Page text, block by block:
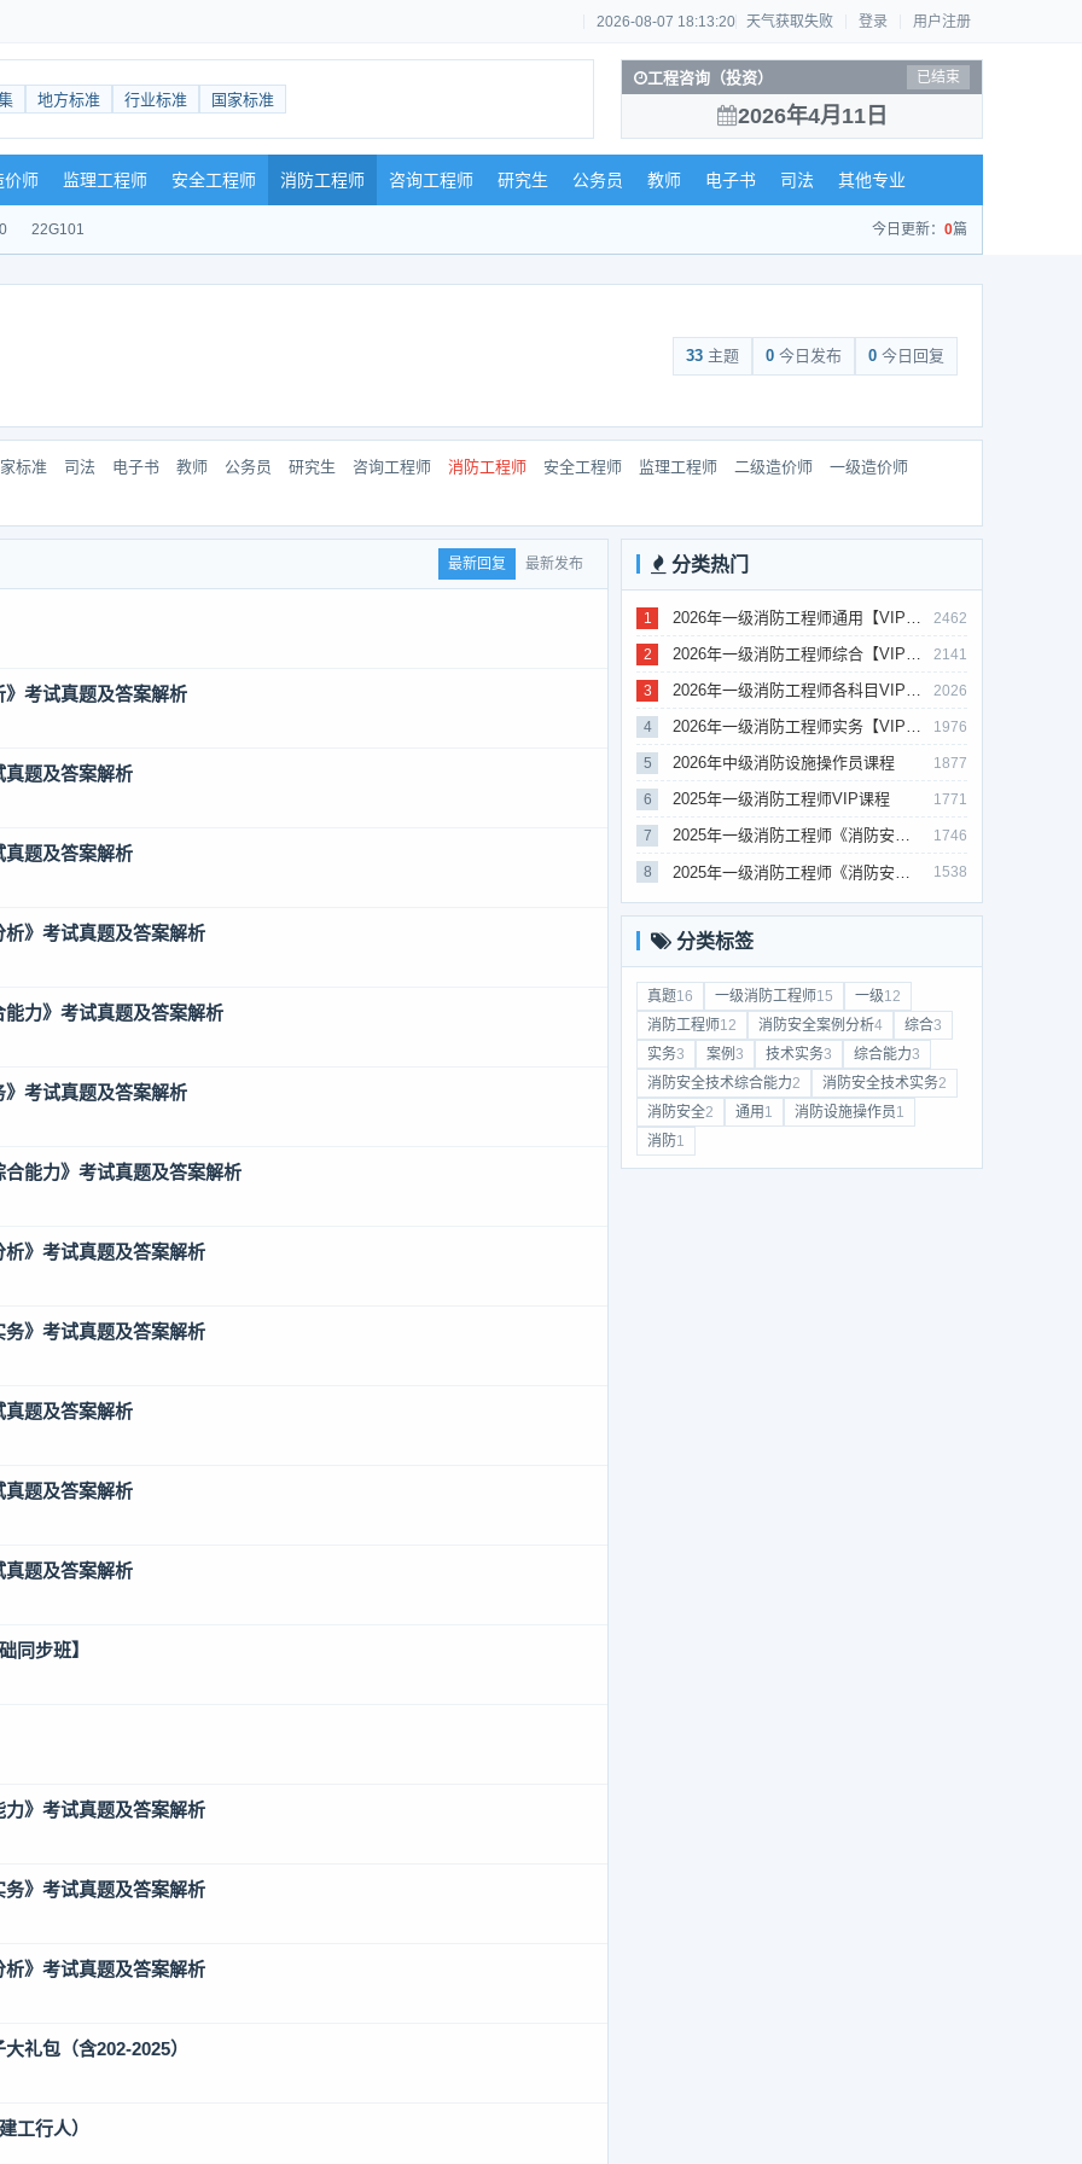
2026-08-07 18:13:20 天气获取失败 登录 用户注册
地方标准 行业标准 国家标准
工程咨询（投资） 已结束
2026年4月11日
价师 监理工程师 安全工程师 消防工程师 咨询工程师 研究生 公务员 教师 电子书 司法 其他专业
22G101 今日更新： 0篇
33 主题 0 今日发布 0 今日回复
标准 司法 电子书 教师 公务员 研究生 咨询工程师 消防工程师 安全工程师 监理工程师 二级造价师 一级造价师
最新回复 最新发布
考试真题及答案解析
真题及答案解析
真题及答案解析
》考试真题及答案解析
力》考试真题及答案解析
考试真题及答案解析
能力》考试真题及答案解析
》考试真题及答案解析
》考试真题及答案解析
真题及答案解析
真题及答案解析
真题及答案解析
同步班】
》考试真题及答案解析
》考试真题及答案解析
》考试真题及答案解析
礼包（含202-2025）
工行人）
分类热门
1 2026年一级消防工程师通用【VIP课件】 2462
2 2026年一级消防工程师综合【VIP课件】 2141
3 2026年一级消防工程师各科目VIP课程（建工行人） 2026
4 2026年一级消防工程师实务【VIP课件】 1976
5 2026年中级消防设施操作员课程 1877
6 2025年一级消防工程师VIP课程 1771
7 2025年一级消防工程师《消防安全案例分析》考试真题及答案 1746
8 1538
分类标签
真题16 一级消防工程师15 一级12
消防工程师12 消防安全案例分析4 综合3
实务3 案例 3 技术实务3 综合能力3
消防安全技术综合能力2 消防安全技术实务2
消防安全2 通用 1 消防设施操作员1
消防1